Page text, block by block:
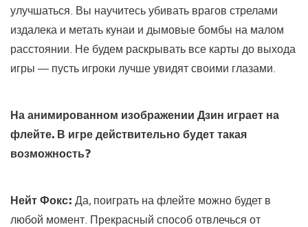
улучшаться. Вы научитесь убивать врагов стрелами
издалека и метать кунаи и дымовые бомбы на малом
расстоянии. Не будем раскрывать все карты до выхода
игры — пусть игроки лучше увидят своими глазами.
На анимированном изображении Дзин играет на
флейте. В игре действительно будет такая
возможность?
Нейт Фокс: Да, поиграть на флейте можно будет в
любой момент. Прекрасный способ отвлечься от